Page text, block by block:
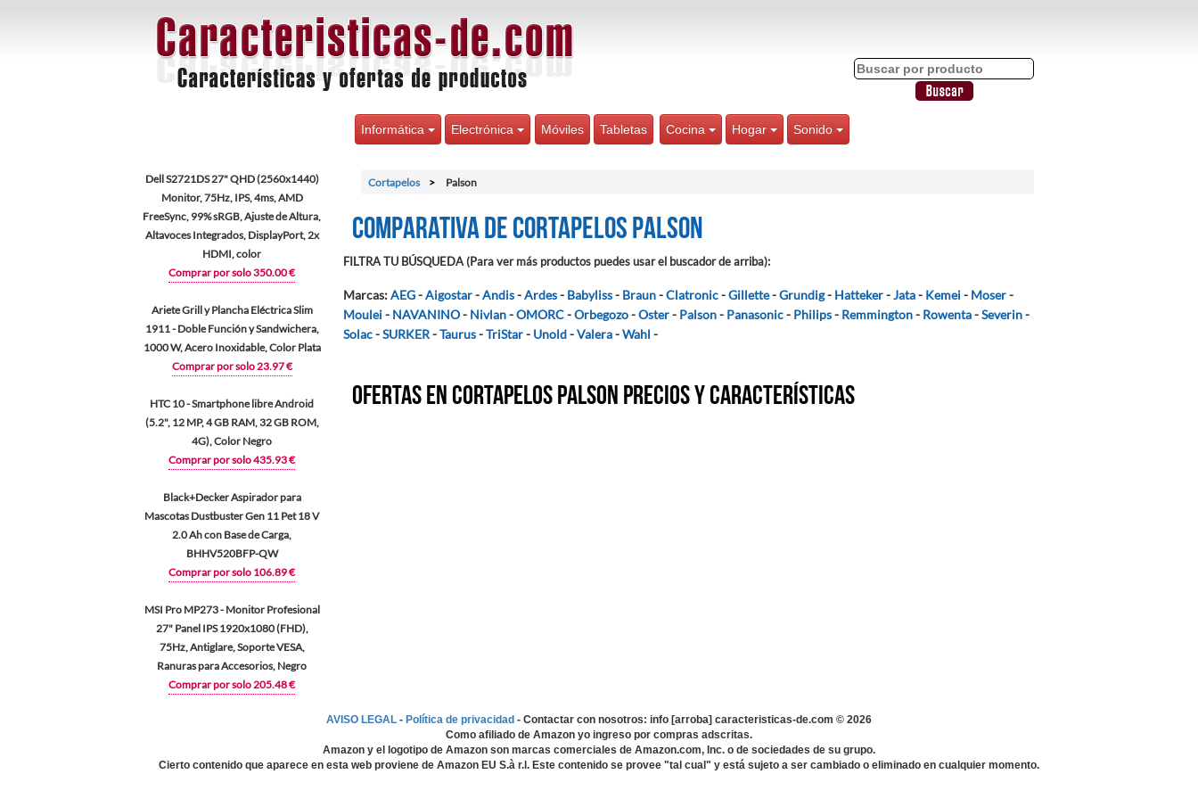
Informática Electrónica Móviles Tabletas Cocina Hogar Sonido
Dell S2721DS 27" QHD (2560x1440)
Monitor, 75Hz, IPS, 4ms, AMD
FreeSync, 99% sRGB, Ajuste de Altura,
Altavoces Integrados, DisplayPort, 2x
HDMI, color
Comprar por solo 350.00 €
Ariete Grill y Plancha Eléctrica Slim
1911 - Doble Función y Sandwichera,
1000 W, Acero Inoxidable, Color Plata
Comprar por solo 23.97 €
HTC 10 - Smartphone libre Android
(5.2", 12 MP, 4 GB RAM, 32 GB ROM,
4G), Color Negro
Comprar por solo 435.93 €
Black+Decker Aspirador para
Mascotas Dustbuster Gen 11 Pet 18 V
2.0 Ah con Base de Carga,
BHHV520BFP-QW
Comprar por solo 106.89 €
MSI Pro MP273 - Monitor Profesional
27" Panel IPS 1920x1080 (FHD),
75Hz, Antiglare, Soporte VESA,
Ranuras para Accesorios, Negro
Comprar por solo 205.48 €
Cortapelos Palson
Comparativa de Cortapelos Palson
FILTRA TU BÚSQUEDA (Para ver más productos puedes usar el buscador de arriba):
Marcas:AEG-Aigostar-Andis-Ardes- Babyliss- Braun-Clatronic-Gillette-Grundig- Hatteker-Jata- Kemei- Moser-
Moulei- NAVANINO- Nivlan-OMORC-Orbegozo-Oster- Palson- Panasonic- Philips- Remmington- Rowenta-Severin-
Solac-SURKER-Taurus-TriStar- Unold-Valera-Wahl -
Ofertas en Cortapelos Palson precios y características
AVISO LEGAL - Política de privacidad - Contactar con nosotros: info [arroba] caracteristicas-de.com © 2026
Como afiliado de Amazon yo ingreso por compras adscritas.
Amazon y el logotipo de Amazon son marcas comerciales de Amazon.com, Inc. o de sociedades de su grupo.
Cierto contenido que aparece en esta web proviene de Amazon EU S.à r.l. Este contenido se provee "tal cual" y está sujeto a ser cambiado o eliminado en cualquier momento.